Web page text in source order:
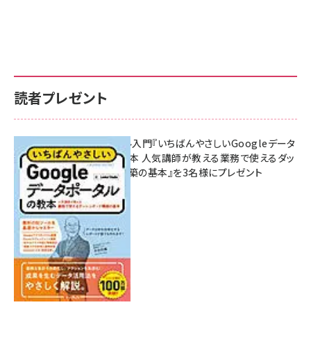
読者プレゼント
無料BIツール入門『いちばんやさしいGoogleデータ
ポータルの教本 人気講師が教える業務で使えるダッ
シュボード構築の基本』を3名様にプレゼント
7月31日 10:00